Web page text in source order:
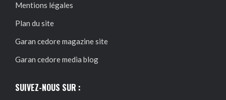
Mentions légales
Plan du site
Garan cedore magazine site
Garan cedore media blog
SUIVEZ-NOUS SUR :